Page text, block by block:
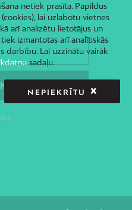
netiek prasīta. Papildus
lai uzlabotu vietnes
arī analizētu lietotājus un
izmantotas arī analītiskās
darbību. Lai uzzinātu vairāk
sadaļu.
NEPIEKRĪTU